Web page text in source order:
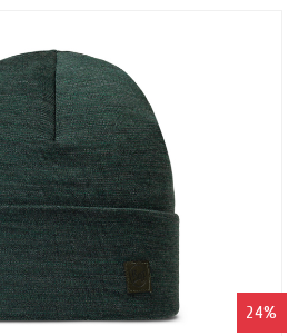
КУПИТЬ В 1 КЛИК
24%